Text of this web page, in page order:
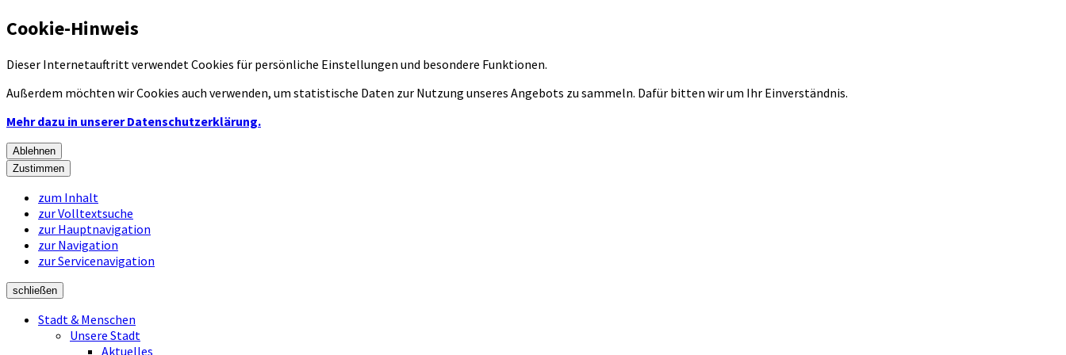
Cookie-Hinweis
Dieser Internetauftritt verwendet Cookies für persönliche Einstellungen und besondere Funktionen.
Außerdem möchten wir Cookies auch verwenden, um statistische Daten zur Nutzung unseres Angebots zu sammeln. Dafür bitten wir um Ihr Einverständnis.
Mehr dazu in unserer Datenschutzerklärung.
Ablehnen
Zustimmen
zum Inhalt
zur Volltextsuche
zur Hauptnavigation
zur Navigation
zur Servicenavigation
schließen
Stadt & Menschen
Unsere Stadt
Aktuelles